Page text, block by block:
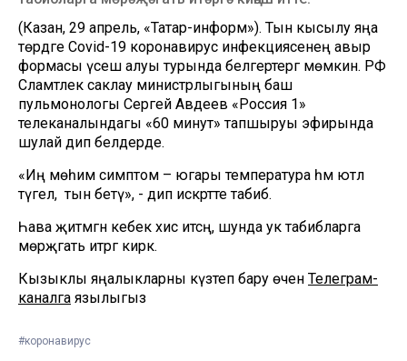
(Казан, 29 апрель, «Татар-информ»). Тын кысылу яңа
төрдәге Covid-19 коронавирус инфекциясенең авыр
формасы үсеш алуы турында белгертергә мөмкин. РФ
Сәламәтлек саклау министрлыгының баш
пульмонологы Сергей Авдеев «Россия 1»
телеканалындагы «60 минут» тапшыруы эфирында
шулай дип белдерде.
«Иң мөһим симптом – югары температура һәм ютәл
түгел, ә тын бетү», - дип искәртте табиб.
Һава җитмәгән кебек хис итсәң, шунда ук табибларга
мөрәҗәгать итәргә кирәк.
Кызыклы яңалыкларны күзәтеп бару өчен Телеграм-
каналга язылыгыз
#коронавирус